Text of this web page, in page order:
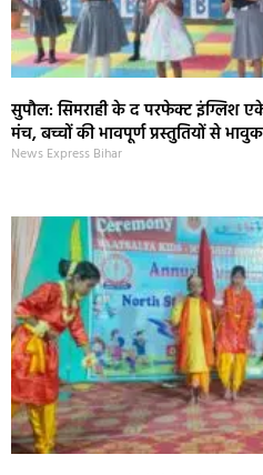
सुपौल: सिमराही के द परफेक्ट इंग्लिश
मंच, बच्चों की भावपूर्ण प्रस्तुतियों से
News Express Bihar